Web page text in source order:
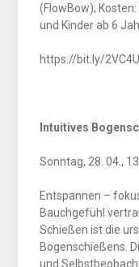
(FlowBow);
und Kinder ab 6
https://bit.ly/
Intuitives
Sonntag, 28. 04.,
Entspannen –
Bauchgefühl
Schießen ist die
Bogenschießens.
und